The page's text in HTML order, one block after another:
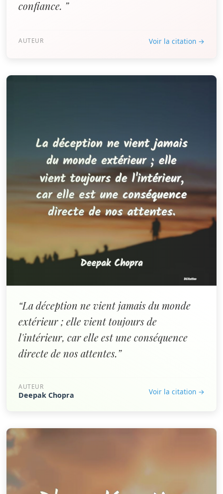
confiance. ”
AUTEUR Voir la citation →
“La déception ne vient jamais du monde
extérieur ; elle vient toujours de
l'intérieur, car elle est une conséquence
directe de nos attentes.”
AUTEUR
Deepak Chopra Voir la citation →